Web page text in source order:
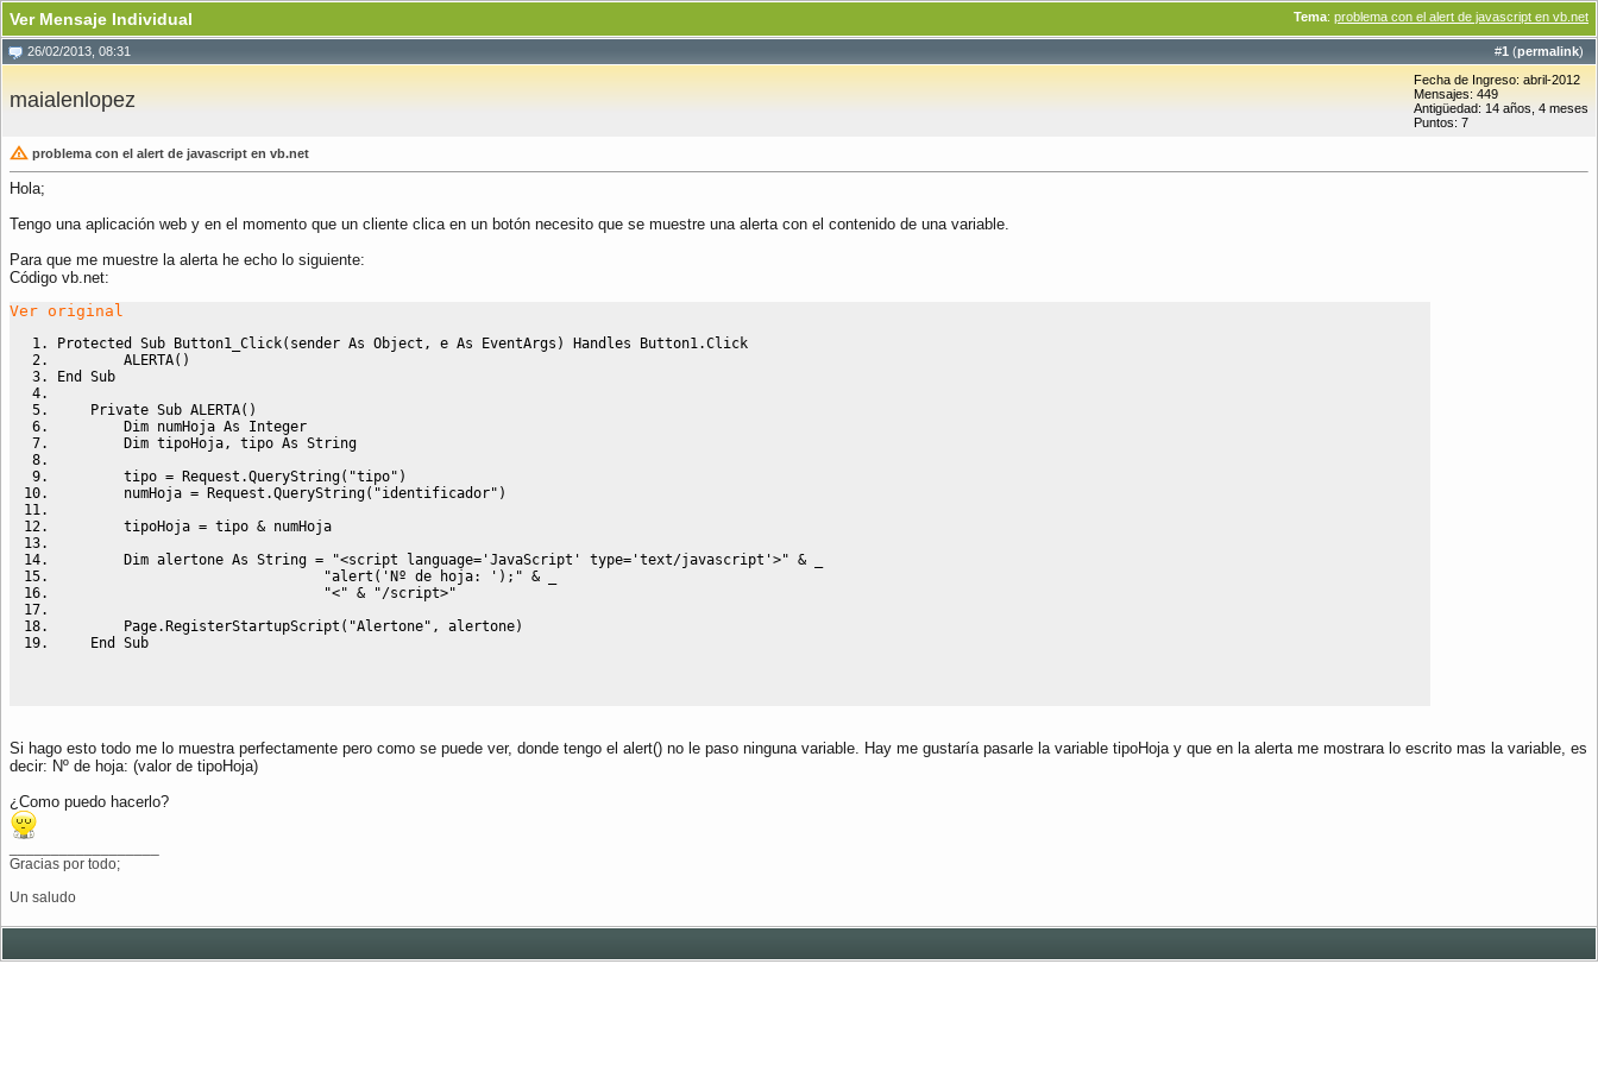
Tema: problema con el alert de javascript en vb.net
Ver Mensaje Individual
#1 (permalink)
26/02/2013, 08:31
maialenlopez
Fecha de Ingreso: abril-2012
Mensajes: 449
Antigüedad: 14 años, 4 meses
Puntos: 7
problema con el alert de javascript en vb.net
Hola;
Tengo una aplicación web y en el momento que un cliente clica en un botón necesito que se muestre una alerta con el contenido de una variable.
Para que me muestre la alerta he echo lo siguiente:
Código vb.net:
Ver original
Protected Sub Button1_Click( sender As Object , e As EventArgs ) Handles Button1.Click
ALERTA( )
End
Sub
Private Sub ALERTA( )
Dim numHoja As
Integer
Dim tipoHoja, tipo As String
tipo = Request .QueryString( "tipo" )
numHoja = Request .QueryString( "identificador" )
tipoHoja = tipo & numHoja
Dim alertone As String = "<script language='JavaScript' type='text/javascript'>" &
"alert('Nº de hoja: ');" &
"<" &
"/script>"
Page. RegisterStartupScript ( "Alertone" , alertone)
End
Sub
Si hago esto todo me lo muestra perfectamente pero como se puede ver, donde tengo el alert() no le paso ninguna variable. Hay me gustaría pasarle la variable tipoHoja y que en la alerta me mostrara lo escrito mas la variable, es
decir: Nº de hoja: (valor de tipoHoja)
¿Como puedo hacerlo?
Gracias por todo;
Un saludo